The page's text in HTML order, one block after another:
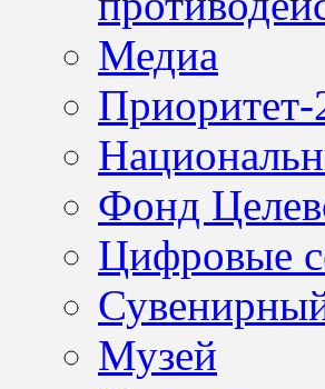
Медиа
Приоритет-
Фонд
Цифровые
Музей